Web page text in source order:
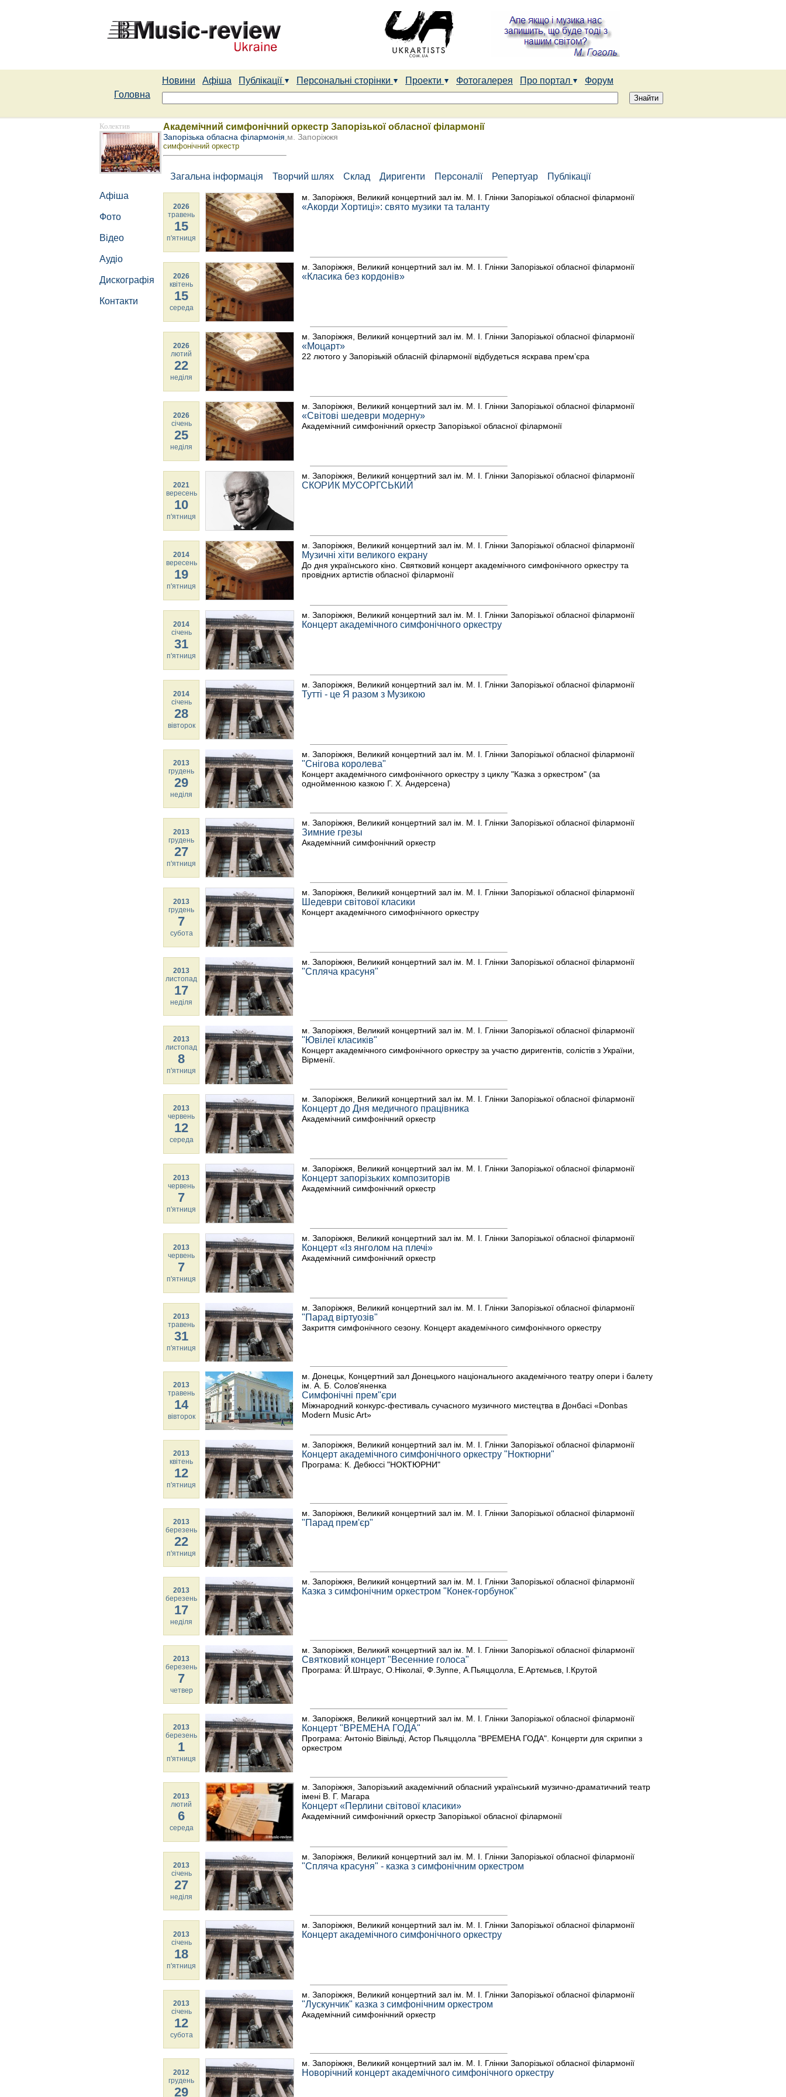
Новини Афіша Публікації Персональні сторінки Проекти Фотогалерея Про портал
Форум
Головна
Колектив
Афіша
Фото
Відео
Аудіо
Дискографія
Контакти
Академічний симфонічний оркестр Запорізької обласної філармонії
Запорізька обласна філармонія ,м. Запоріжжя
симфонічний оркестр
Загальна інформація Творчий шлях Склад Диригенти Персоналії Репертуар Публікації
2026
травень
15
п'ятниця
м. Запоріжжя, Великий концертний зал ім. М. І. Глінки Запорізької обласної філармонії
«Акорди Хортиці»: свято музики та таланту
2026
квітень
15
середа
м. Запоріжжя, Великий концертний зал ім. М. І. Глінки Запорізької обласної філармонії
«Класика без кордонів»
2026
лютий
22
неділя
м. Запоріжжя, Великий концертний зал ім. М. І. Глінки Запорізької обласної філармонії
«Моцарт»
22 лютого у Запорізькій обласній філармонії відбудеться яскрава прем’єра
2026
січень
25
неділя
м. Запоріжжя, Великий концертний зал ім. М. І. Глінки Запорізької обласної філармонії
«Світові шедеври модерну»
Академічний симфонічний оркестр Запорізької обласної філармонії
2021
вересень
10
п'ятниця
м. Запоріжжя, Великий концертний зал ім. М. І. Глінки Запорізької обласної філармонії
СКОРИК МУСОРГСЬКИЙ
2014
вересень
19
п'ятниця
м. Запоріжжя, Великий концертний зал ім. М. І. Глінки Запорізької обласної філармонії
Музичні хіти великого екрану
До дня українського кіно. Святковий концерт академічного симфонічного оркестру та
провідних артистів обласної філармонії
2014
січень
31
п'ятниця
м. Запоріжжя, Великий концертний зал ім. М. І. Глінки Запорізької обласної філармонії
Концерт академічного симфонічного оркестру
2014
січень
28
вівторок
м. Запоріжжя, Великий концертний зал ім. М. І. Глінки Запорізької обласної філармонії
Тутті - це Я разом з Музикою
2013
грудень
29
неділя
м. Запоріжжя, Великий концертний зал ім. М. І. Глінки Запорізької обласної філармонії
"Снігова королева"
Концерт академічного симфонічного оркестру з циклу "Казка з оркестром" (за
однойменною казкою Г. Х. Андерсена)
2013
грудень
27
п'ятниця
м. Запоріжжя, Великий концертний зал ім. М. І. Глінки Запорізької обласної філармонії
Зимние грезы
Академічний симфонічний оркестр
2013
грудень
7
субота
м. Запоріжжя, Великий концертний зал ім. М. І. Глінки Запорізької обласної філармонії
Шедеври світової класики
Концерт академічного симофнічного оркестру
2013
листопад
17
неділя
м. Запоріжжя, Великий концертний зал ім. М. І. Глінки Запорізької обласної філармонії
"Спляча красуня"
2013
листопад
8
п'ятниця
м. Запоріжжя, Великий концертний зал ім. М. І. Глінки Запорізької обласної філармонії
"Ювілеї класиків"
Концерт академічного симфонічного оркестру за участю диригентів, солістів з України,
Вірменії.
2013
червень
12
середа
м. Запоріжжя, Великий концертний зал ім. М. І. Глінки Запорізької обласної філармонії
Концерт до Дня медичного працівника
Академічний симфонічний оркестр
2013
червень
7
п'ятниця
м. Запоріжжя, Великий концертний зал ім. М. І. Глінки Запорізької обласної філармонії
Концерт запорізьких композиторів
Академічний симфонічний оркестр
2013
червень
7
п'ятниця
м. Запоріжжя, Великий концертний зал ім. М. І. Глінки Запорізької обласної філармонії
Концерт «Із янголом на плечі»
Академічний симфонічний оркестр
2013
травень
31
п'ятниця
м. Запоріжжя, Великий концертний зал ім. М. І. Глінки Запорізької обласної філармонії
"Парад віртуозів"
Закриття симфонічного сезону. Концерт академічного симфонічного оркестру
2013
травень
14
вівторок
м. Донецьк, Концертний зал Донецького національного академічного театру опери і балету
ім. А. Б. Солов'яненка
Симфонічні прем"єри
Міжнародний конкурс-фестиваль сучасного музичного мистецтва в Донбасі «Donbas
Modern Music Art»
2013
квітень
12
п'ятниця
м. Запоріжжя, Великий концертний зал ім. М. І. Глінки Запорізької обласної філармонії
Концерт академічного симфонічного оркестру "Ноктюрни"
Програма: К. Дебюссі "НОКТЮРНИ"
2013
березень
22
п'ятниця
м. Запоріжжя, Великий концертний зал ім. М. І. Глінки Запорізької обласної філармонії
"Парад прем'єр"
2013
березень
17
неділя
м. Запоріжжя, Великий концертний зал ім. М. І. Глінки Запорізької обласної філармонії
Казка з симфонічним оркестром "Конек-горбунок"
2013
березень
7
четвер
м. Запоріжжя, Великий концертний зал ім. М. І. Глінки Запорізької обласної філармонії
Святковий концерт "Весенние голоса"
Програма: Й.Штраус, О.Ніколаї, Ф.Зуппе, А.Пьяццолла, Е.Артємьєв, І.Крутой
2013
березень
1
п'ятниця
м. Запоріжжя, Великий концертний зал ім. М. І. Глінки Запорізької обласної філармонії
Концерт "ВРЕМЕНА ГОДА"
Програма: Антоніо Вівільді, Астор Пьяццолла "ВРЕМЕНА ГОДА". Концерти для скрипки з
оркестром
2013
лютий
6
середа
м. Запоріжжя, Запорізький академічний обласний український музично-драматичний театр
імені В. Г. Магара
Концерт «Перлини світової класики»
Академічний симфонічний оркестр Запорізької обласної філармонії
2013
січень
27
неділя
м. Запоріжжя, Великий концертний зал ім. М. І. Глінки Запорізької обласної філармонії
"Спляча красуня" - казка з симфонічним оркестром
2013
січень
18
п'ятниця
м. Запоріжжя, Великий концертний зал ім. М. І. Глінки Запорізької обласної філармонії
Концерт академічного симфонічного оркестру
2013
січень
12
субота
м. Запоріжжя, Великий концертний зал ім. М. І. Глінки Запорізької обласної філармонії
"Лускунчик" казка з симфонічним оркестром
Академічний симфонічний оркестр
2012
грудень
29
м. Запоріжжя, Великий концертний зал ім. М. І. Глінки Запорізької обласної філармонії
Новорічний концерт академічного симфонічного оркестру